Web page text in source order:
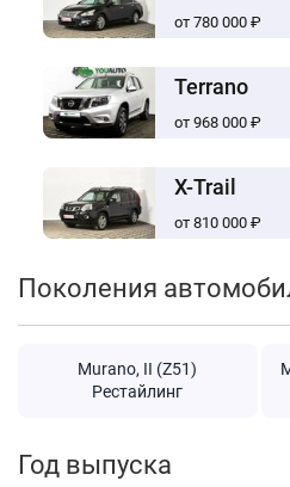
от 780 000 ₽
Terrano
от 968 000 ₽
X-Trail
от 810 000 ₽
Поколения
Murano, II (Z51)
Рестайлинг
Год выпуска